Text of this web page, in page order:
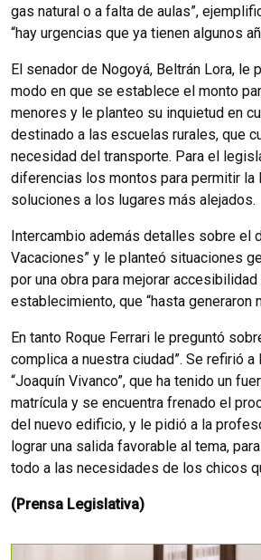
gas natural o a falta de aulas”,
“hay urgencias que ya tienen algunos
El senador de Nogoyá, Beltrán Lora, le
modo en que se establece el monto
menores y le planteo su inquietud en
destinado a las escuelas rurales, que
necesidad del transporte. Para el
diferencias los montos para permitir la
soluciones a los lugares más alejados.
Intercambio además detalles sobre el
Vacaciones” y le planteó situaciones
por una obra para mejorar accesibilidad
establecimiento, que “hasta generaron
En tanto Roque Ferrari le preguntó
complica a nuestra ciudad”. Se refirió a
“Joaquín Vivanco”, que ha tenido un
matrícula y se encuentra frenado el
del nuevo edificio, y le pidió a la
lograr una salida favorable al tema,
todo a las necesidades de los chicos
(Prensa Legislativa)